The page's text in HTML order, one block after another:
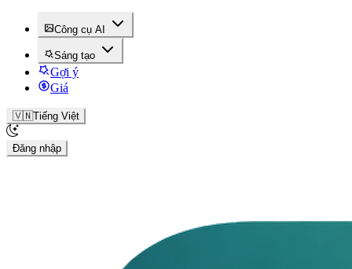
Công cụ AI
Sáng tạo
Gợi ý
Giá
🇻🇳Tiếng Việt
Đăng nhập